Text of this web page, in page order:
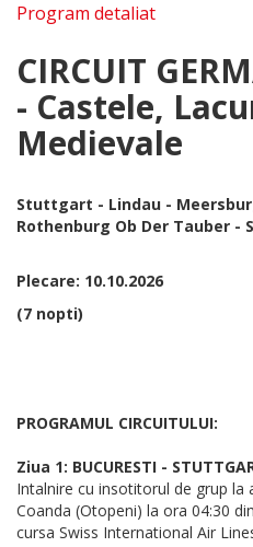
Program detaliat
CIRCUIT
- Castele,
Medievale
Stuttgart - Lindau -
Rothenburg Ob Der Tauber -
Plecare: 10.10.2026
(7 nopti)
PROGRAMUL CIRCUITULUI:
Ziua 1: BUCURESTI -
Intalnire cu insotitorul de grup
Coanda (Otopeni) la ora 04:30
cursa Swiss International Air